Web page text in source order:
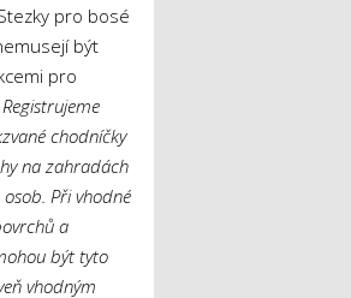
pro bosé
být
pro
chodníčky
na zahradách
Při vhodné
a
být tyto
vhodným